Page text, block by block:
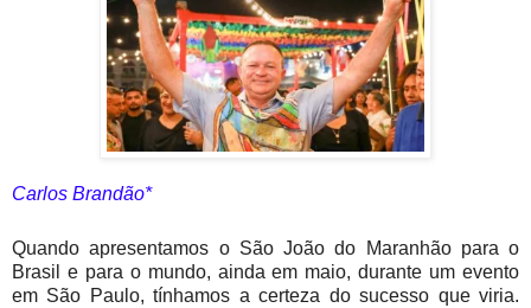
Carlos Brandão*
Quando apresentamos o São João do Maranhão para o
Brasil e para o mundo, ainda em maio, durante um evento
em São Paulo, tínhamos a certeza do sucesso que viria.